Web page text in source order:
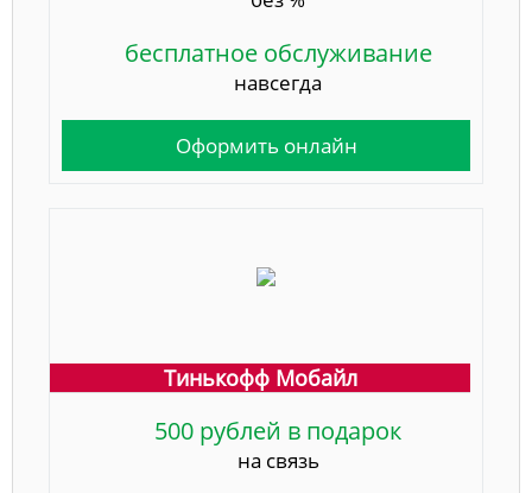
бесплатное обслуживание
навсегда
Оформить онлайн
Тинькофф Мобайл
500 рублей в подарок
на связь